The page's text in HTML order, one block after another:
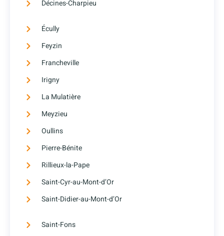
Décines-Charpieu
Écully
Feyzin
Francheville
Irigny
La Mulatière
Meyzieu
Oullins
Pierre-Bénite
Rillieux-la-Pape
Saint-Cyr-au-Mont-d’Or
Saint-Didier-au-Mont-d’Or
Saint-Fons